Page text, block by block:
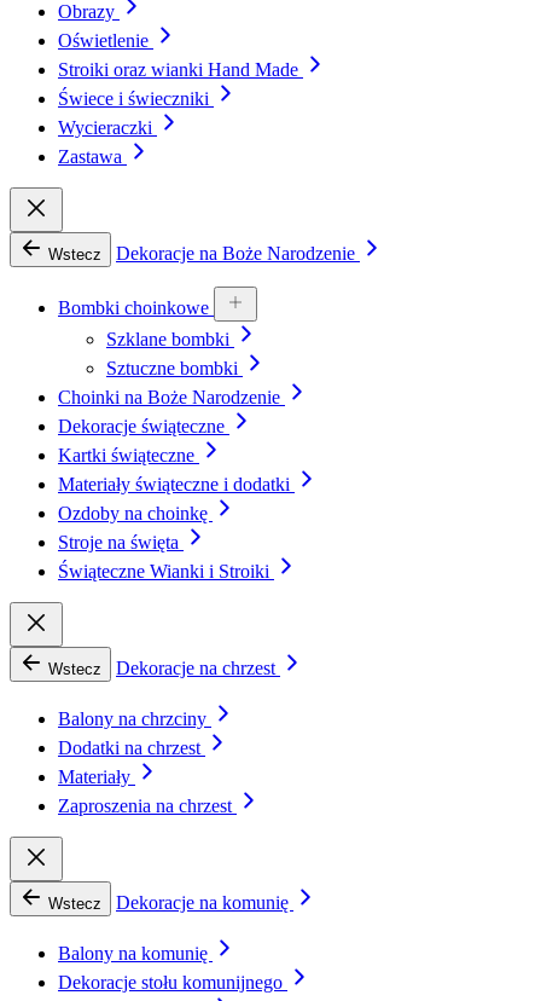
Obrazy
Oświetlenie
Stroiki oraz wianki Hand Made
Świece i świeczniki
Wycieraczki
Zastawa
Wstecz Dekoracje na Boże Narodzenie
Bombki choinkowe
Szklane bombki
Sztuczne bombki
Choinki na Boże Narodzenie
Dekoracje świąteczne
Kartki świąteczne
Materiały świąteczne i dodatki
Ozdoby na choinkę
Stroje na święta
Świąteczne Wianki i Stroiki
Wstecz Dekoracje na chrzest
Balony na chrzciny
Dodatki na chrzest
Materiały
Zaproszenia na chrzest
Wstecz Dekoracje na komunię
Balony na komunię
Dekoracje stołu komunijnego